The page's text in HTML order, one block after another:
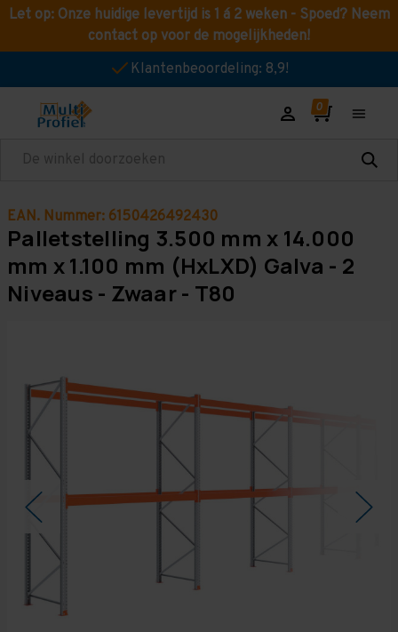
Let op: Onze huidige levertijd is 1 á 2 weken - Spoed? Neem
contact op voor de mogelijkheden!
Klantenbeoordeling: 8,9!
Zoeken
EAN. Nummer: 6150426492430
Palletstelling 3.500 mm x 14.000
mm x 1.100 mm (HxLXD) Galva - 2
Niveaus - Zwaar - T80